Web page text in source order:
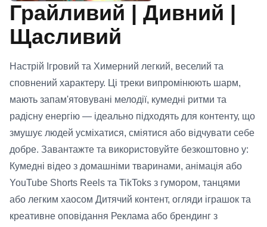
Грайливий | Дивний |
Щасливий
Настрій Ігровий та Химерний легкий, веселий та
сповнений характеру. Ці треки випромінюють шарм,
мають запам'ятовувані мелодії, кумедні ритми та
радісну енергію — ідеально підходять для контенту, що
змушує людей усміхатися, сміятися або відчувати себе
добре. Завантажте та використовуйте безкоштовно у:
Кумедні відео з домашніми тваринами, анімація або
YouTube Shorts Reels та TikToks з гумором, танцями
або легким хаосом Дитячий контент, огляди іграшок та
креативне оповідання Реклама або брендинг з